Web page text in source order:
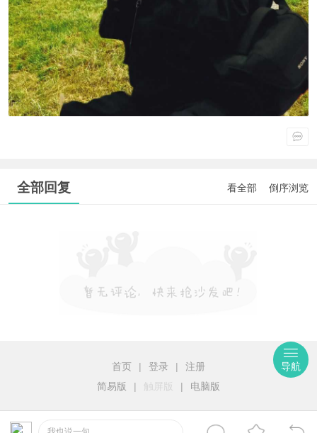
全部回复 看全部 倒序浏览
首页 | 登录 |
注册
简易版
| 触屏版 | 电脑版
导航